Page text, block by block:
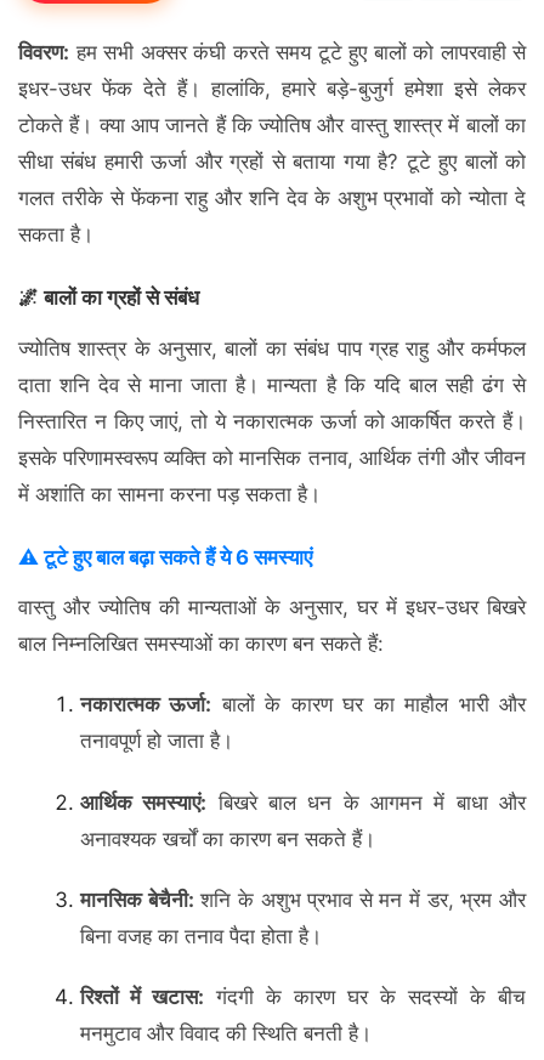
विवरण: हम सभी अक्सर कंघी करते समय टूटे हुए बालों को लापरवाही से
इधर-उधर फेंक देते हैं। हालांकि, हमारे बड़े-बुजुर्ग हमेशा इसे लेकर
टोकते हैं। क्या आप जानते हैं कि ज्योतिष और वास्तु शास्त्र में बालों का
सीधा संबंध हमारी ऊर्जा और ग्रहों से बताया गया है? टूटे हुए बालों को
गलत तरीके से फेंकना राहु और शनि देव के अशुभ प्रभावों को न्योता दे
सकता है।
🌌 बालों का ग्रहों से संबंध
ज्योतिष शास्त्र के अनुसार, बालों का संबंध पाप ग्रह राहु और कर्मफल
दाता शनि देव से माना जाता है। मान्यता है कि यदि बाल सही ढंग से
निस्तारित न किए जाएं, तो ये नकारात्मक ऊर्जा को आकर्षित करते हैं।
इसके परिणामस्वरूप व्यक्ति को मानसिक तनाव, आर्थिक तंगी और जीवन
में अशांति का सामना करना पड़ सकता है।
⚠️ टूटे हुए बाल बढ़ा सकते हैं ये 6 समस्याएं
वास्तु और ज्योतिष की मान्यताओं के अनुसार, घर में इधर-उधर बिखरे
बाल निम्नलिखित समस्याओं का कारण बन सकते हैं:
नकारात्मक ऊर्जा: बालों के कारण घर का माहौल भारी और
तनावपूर्ण हो जाता है।
आर्थिक समस्याएं: बिखरे बाल धन के आगमन में बाधा और
अनावश्यक खर्चों का कारण बन सकते हैं।
मानसिक बेचैनी: शनि के अशुभ प्रभाव से मन में डर, भ्रम और
बिना वजह का तनाव पैदा होता है।
रिश्तों में खटास: गंदगी के कारण घर के सदस्यों के बीच
मनमुटाव और विवाद की स्थिति बनती है।